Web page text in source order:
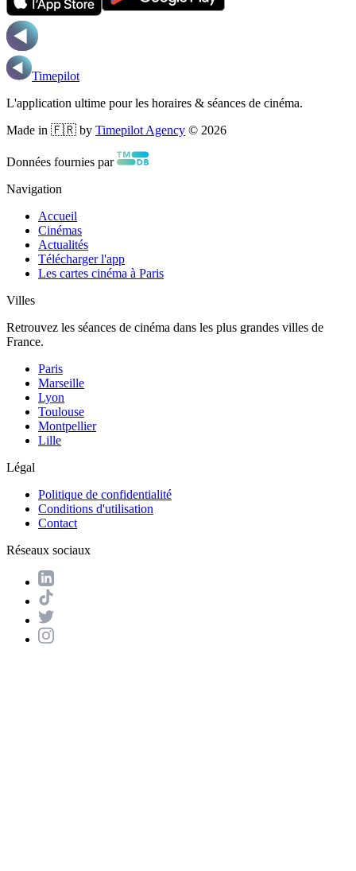
Timepilot
L'application ultime pour les horaires & séances de cinéma.
Made in 🇫🇷 by Timepilot Agency © 2026
Données fournies par
Navigation
Accueil
Cinémas
Actualités
Télécharger l'app
Les cartes cinéma à Paris
Villes
Retrouvez les séances de cinéma dans les plus grandes villes de
France.
Paris
Marseille
Lyon
Toulouse
Montpellier
Lille
Légal
Politique de confidentialité
Conditions d'utilisation
Contact
Réseaux sociaux